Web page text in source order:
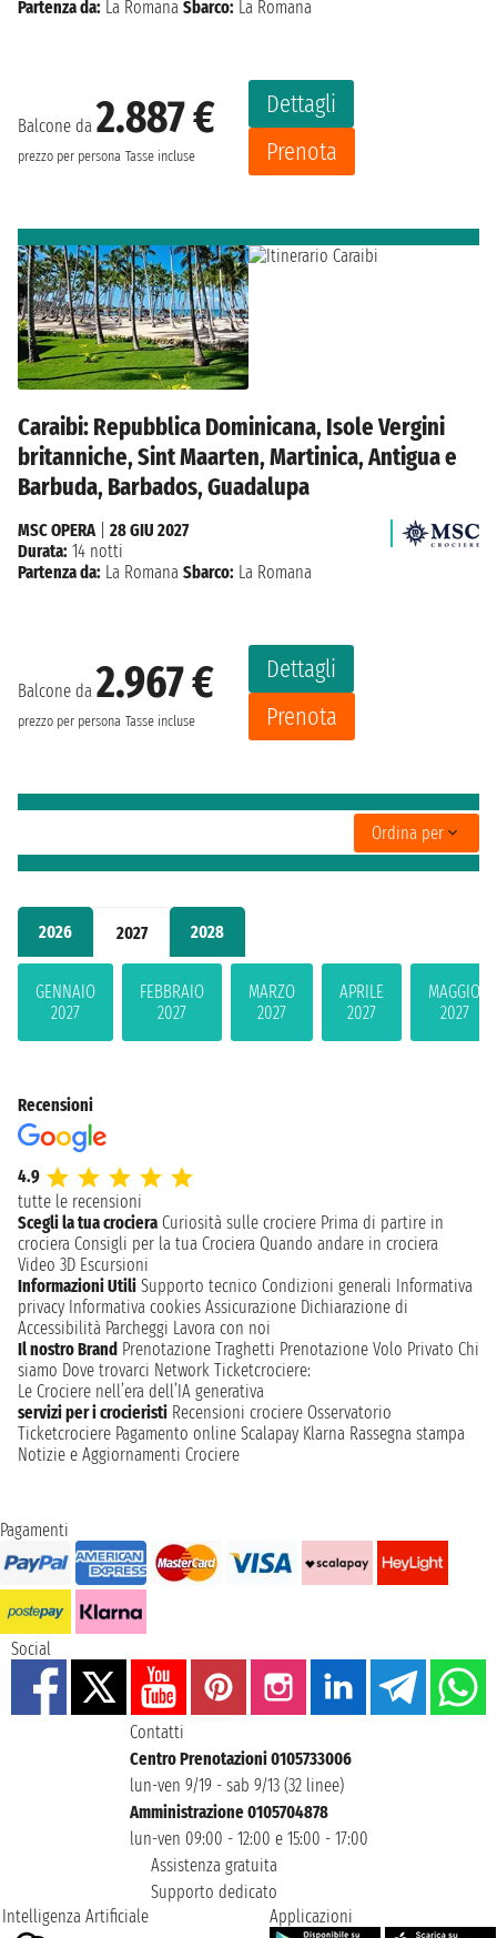
2026 2027 2028
GENNAIO
2027
FEBBRAIO
2027
MARZO
2027
APRILE
2027
MAGGIO
2027
Balcone da 2.887 €
prezzo per persona Tasse incluse
Dettagli
Prenota
Partenza da: La Romana Sbarco: La Romana
Caraibi: Repubblica Dominicana, Isole Vergini
britanniche, Sint Maarten, Martinica, Antigua e
Barbuda, Barbados, Guadalupa
Balcone da 2.967 €
prezzo per persona Tasse incluse
Dettagli
Prenota
MSC OPERA| 28 GIU 2027
Durata: 14 notti
Partenza da: La Romana Sbarco: La Romana
Ordina per
Recensioni
4.9
tutte le recensioni
Scegli la tua crociera Curiosità sulle crociere Prima di partire in
crociera Consigli per la tua Crociera Quando andare in crociera
Video 3D Escursioni
Informazioni Utili Supporto tecnico Condizioni generali Informativa
privacy Informativa cookies Assicurazione Dichiarazione di
Accessibilità Parcheggi Lavora con noi
Il nostro Brand Prenotazione Traghetti Prenotazione Volo Privato Chi
siamo Dove trovarci Network Ticketcrociere:
Le Crociere nell’era dell’IA generativa
servizi per i crocieristi Recensioni crociere Osservatorio
Ticketcrociere Pagamento online Scalapay Klarna Rassegna stampa
Notizie e Aggiornamenti Crociere
Pagamenti
Social
Contatti
Centro Prenotazioni 0105733006
lun-ven 9/19 - sab 9/13 (32 linee)
Amministrazione 0105704878
lun-ven 09:00 - 12:00 e 15:00 - 17:00
Assistenza gratuita
Supporto dedicato
Intelligenza Artificiale
Applicazioni